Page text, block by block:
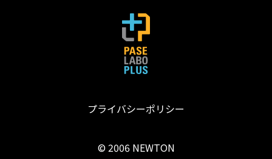
プライバシーポリシー
© 2006 NEWTON